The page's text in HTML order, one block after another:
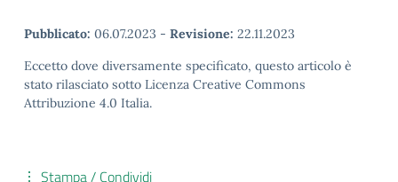
Pubblicato: 06.07.2023 - Revisione: 22.11.2023
Eccetto dove diversamente specificato, questo articolo è
stato rilasciato sotto Licenza Creative Commons
Attribuzione 4.0 Italia.
Stampa / Condividi